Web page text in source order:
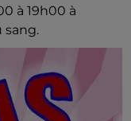
à 19h00 à
sang.